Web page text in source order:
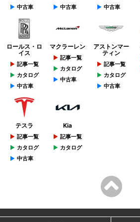
中古車
中古車
中古車
ロールス・ロ
イス
記事一覧
カタログ
中古車
マクラーレン
記事一覧
カタログ
中古車
アストンマー
ティン
記事一覧
カタログ
中古車
テスラ
記事一覧
カタログ
中古車
Kia
記事一覧
カタログ